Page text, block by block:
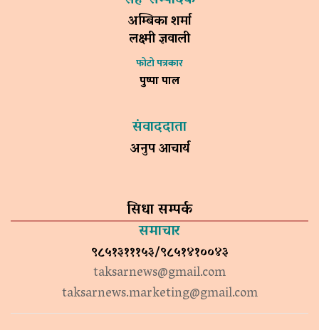
अम्बिका शर्मा
लक्ष्मी ज्ञवाली
फोटो पत्रकार
पुष्पा पाल
संवाददाता
अनुप आचार्य
सिधा सम्पर्क
समाचार
९८५१३१११५३/९८५१४१००४३
taksarnews@gmail.com
taksarnews.marketing@gmail.com